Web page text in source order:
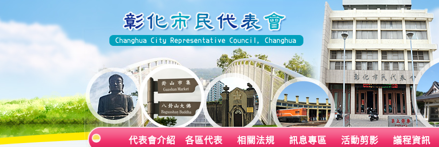
代表會介紹 各區代表 相關法規 訊息專區 活動剪影 議程資訊